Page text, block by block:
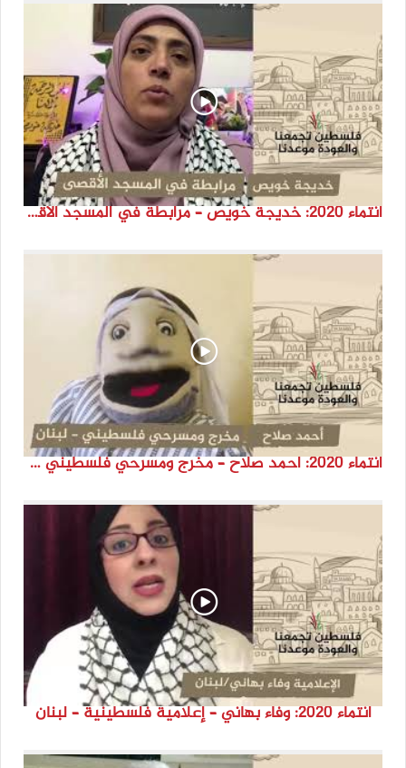
انتماء 2020: خديجة خويص – مرابطة في المسجد الأقصى المبارك
انتماء 2020: أحمد صلاح – مخرج ومسرحي فلسطيني – لبنان
انتماء 2020: وفاء بهاني – إعلامية فلسطينية – لبنان